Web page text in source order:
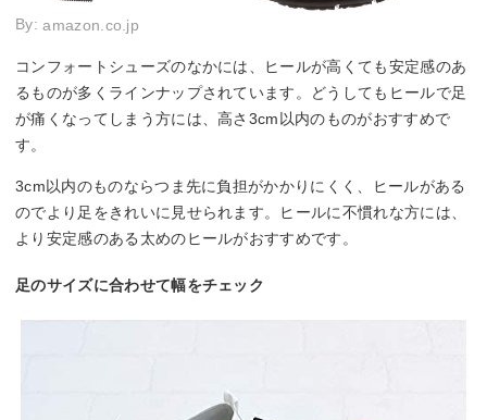
By:amazon.co.jp
コンフォートシューズのなかには、ヒールが高くても安定感のあ
るものが多くラインナップされています。どうしてもヒールで足
が痛くなってしまう方には、高さ3cm以内のものがおすすめで
す。
3cm以内のものならつま先に負担がかかりにくく、ヒールがある
のでより足をきれいに見せられます。ヒールに不慣れな方には、
より安定感のある太めのヒールがおすすめです。
足のサイズに合わせて幅をチェック